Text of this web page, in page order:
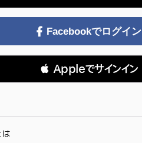
Facebookでログイン
 Appleでサインイン